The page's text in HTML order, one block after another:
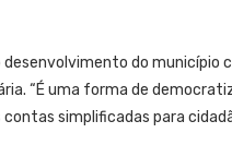
do município
“É uma forma de
simplificadas para